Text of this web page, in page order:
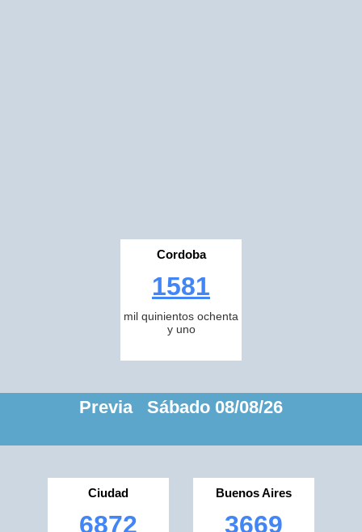
Cordoba
1581
mil quinientos ochenta
y uno
Previa Sábado 08/08/26
Ciudad
6872
Buenos Aires
3669